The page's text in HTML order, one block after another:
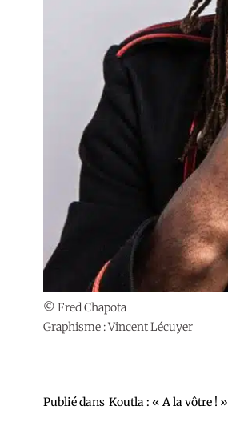
© Fred Chapota
Graphisme : Vincent Lécuyer
Publié dans Koutla : « A la vôtre ! »